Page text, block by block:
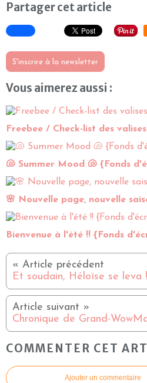
Partager cet article
S'inscrire à la newsletter
Vous aimerez aussi :
Freebee / Check-list des
🐚 Summer Mood 🐚 {Fonds
🌸 Nouvelle page, nouvelle
Bienvenue à l'été !! {Fonds
Et soudain, Héloïse se leva !
Chronique de Grand-
COMMENTER CET
Ajouter un commentaire